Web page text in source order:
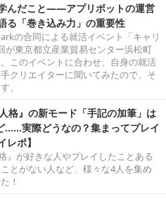
んだこと――アプリボットの運営
る「巻き込み力」の重要性
の合同による就活イベント「キャリ
が東京都立産業貿易センター浜松町
このイベントに合わせ、自身の就活
クリエイターに聞いてみたので、そ
。
格』の新モード「手記の加筆」は
……実際どうなの？集まってプレイ
レポ】
』が好きな人やプレイしたことある
とがない人など、様々な4人を集め
！